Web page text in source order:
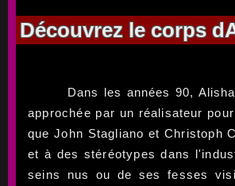
Découvrez le corps
Dans les années 90,
approchée par un réalisateur
que John Stagliano et Christoph
et à des stéréotypes dans
seins nus ou de ses fesses